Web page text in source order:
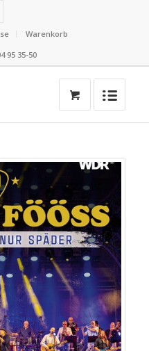
Warenkorb
95 35-50